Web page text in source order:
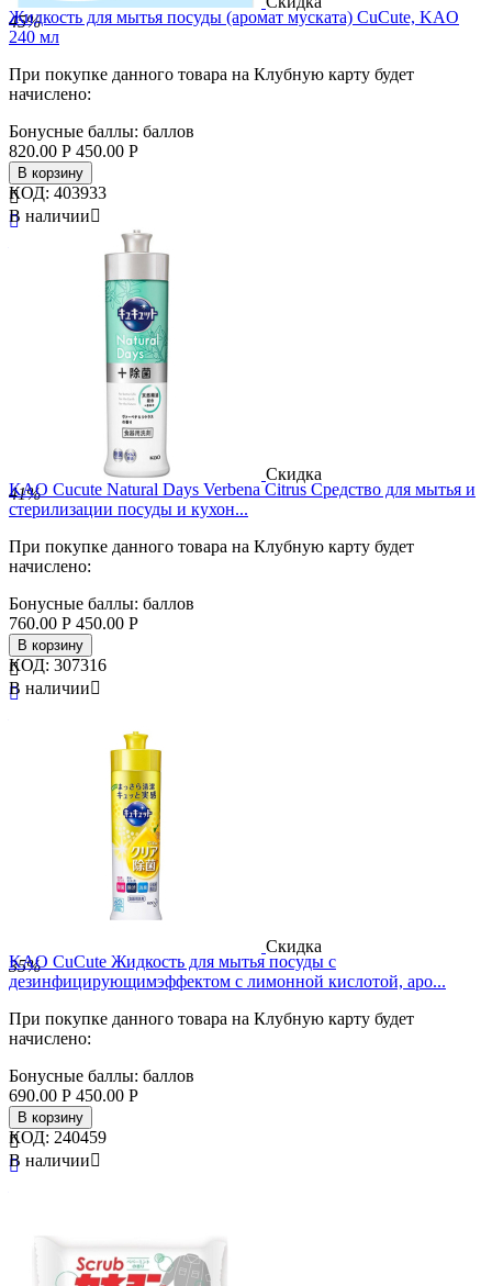
45%
Жидкость для мытья посуды (аромат муската) CuCute, KAO
240 мл
При покупке данного товара на Клубную карту будет
начислено:
Бонусные баллы: баллов
820.00 Р 450.00 Р
В корзину


СтранаЯпония
КОД: 403933
В наличии
Скидка
41%
KAO Cucute Natural Days Verbena Citrus Средство для мытья и
стерилизации посуды и кухон...
При покупке данного товара на Клубную карту будет
начислено:
Бонусные баллы: баллов
760.00 Р 450.00 Р
В корзину


КОД: 307316
В наличии
Скидка
35%
KAO CuCute Жидкость для мытья посуды с
дезинфицирующимэффектом с лимонной кислотой, аро...
При покупке данного товара на Клубную карту будет
начислено:
Бонусные баллы: баллов
690.00 Р 450.00 Р
В корзину


КОД: 240459
В наличии